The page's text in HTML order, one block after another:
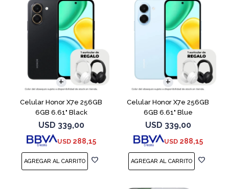
Celular Honor X7e 256GB
6GB 6.61" Black
USD 339,00
USD 288,15
COMPARAR
Celular Honor X7e 256GB
6GB 6.61" Blue
USD 339,00
USD 288,15
COMPARAR